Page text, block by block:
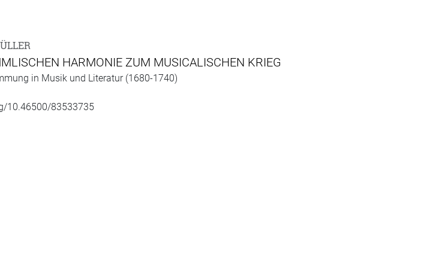
HARMONIE ZUM MUSICALISCHEN KRIEG
in Musik und Literatur (1680-1740)
10.46500/83533735